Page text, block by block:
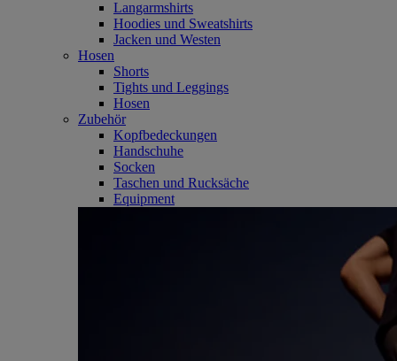
Langarmshirts
Hoodies und Sweatshirts
Jacken und Westen
Hosen
Shorts
Tights und Leggings
Hosen
Zubehör
Kopfbedeckungen
Handschuhe
Socken
Taschen und Rucksäche
Equipment